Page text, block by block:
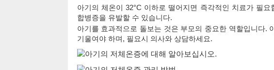
아기의 체온이 32°C 이하로 떨어지면 즉각적인 치료가 필
합병증을 유발할 수 있습니다.
아기를 효과적으로 돌보는 것은 부모의 중요한 역할입니다.
기울여야 하며, 필요시 의사와 상담하세요.